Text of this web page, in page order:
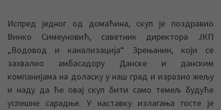
Испред једног од домаћина, скуп је поздравио
Винко Симеуновић, саветник директора ЈКП
„Водовод и канализација“ Зрењанин, који се
захвалио амбасадору Данске и данским
компанијама на доласку у наш град и изразио жељу
и наду да ће овај скуп бити само темељ будуће
успешне сарадње. У наставку излагања госте је